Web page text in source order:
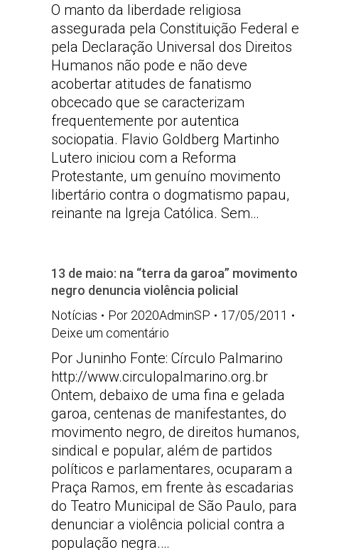
O manto da liberdade religiosa
assegurada pela Constituição Federal e
pela Declaração Universal dos Direitos
Humanos não pode e não deve
acobertar atitudes de fanatismo
obcecado que se caracterizam
frequentemente por autentica
sociopatia. Flavio Goldberg Martinho
Lutero iniciou com a Reforma
Protestante, um genuíno movimento
libertário contra o dogmatismo papau,
reinante na Igreja Católica. Sem…
13 de maio: na “terra da garoa” movimento
negro denuncia violência policial
Notícias
Por 2020AdminSP
17/05/2011
Deixe um comentário
Por Juninho Fonte: Círculo Palmarino
http://www.circulopalmarino.org.br
Ontem, debaixo de uma fina e gelada
garoa, centenas de manifestantes, do
movimento negro, de direitos humanos,
sindical e popular, além de partidos
políticos e parlamentares, ocuparam a
Praça Ramos, em frente às escadarias
do Teatro Municipal de São Paulo, para
denunciar a violência policial contra a
população negra.…